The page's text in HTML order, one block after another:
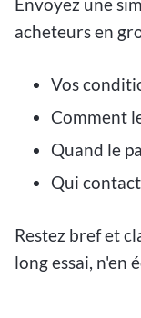
acheteurs en
Vos
Comment
Quand le
Qui
Restez bref et
long essai, n'en